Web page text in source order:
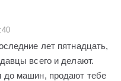
лет пятнадцать,
всего и делают.
до машин, продают тебе